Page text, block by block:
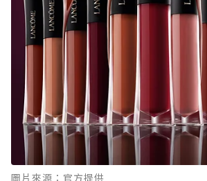
圖片來源：官方提供